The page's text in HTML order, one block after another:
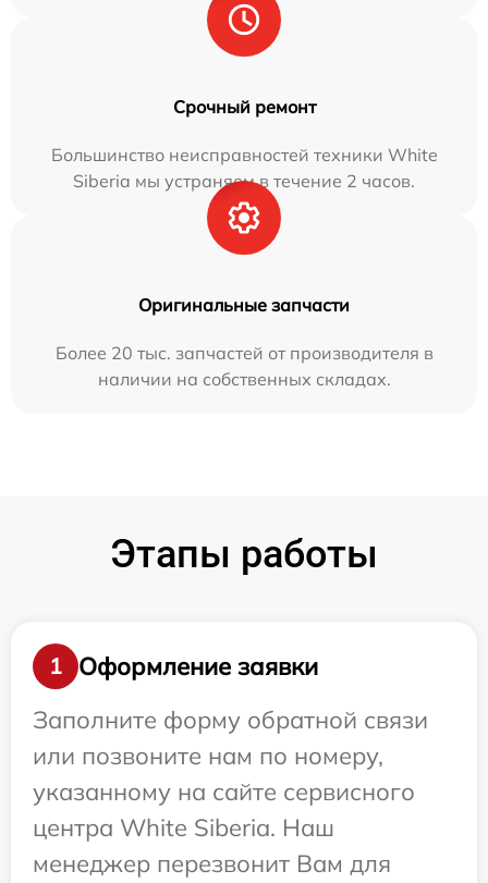
Срочный ремонт
Большинство неисправностей техники White
Siberia мы устраняем в течение 2 часов.
Оригинальные запчасти
Более 20 тыс. запчастей от производителя в
наличии на собственных складах.
Этапы работы
1
Оформление заявки
Заполните форму обратной связи
или позвоните нам по номеру,
указанному на сайте сервисного
центра White Siberia. Наш
менеджер перезвонит Вам для